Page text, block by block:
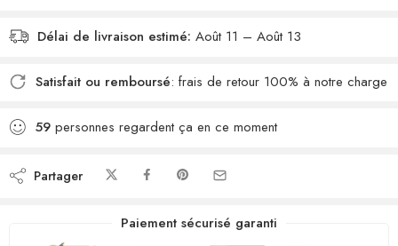
Délai de livraison estimé: Août 11 – Août 13
Satisfait ou remboursé: frais de retour 100% à notre charge
59 personnes regardent ça en ce moment
Partager
Paiement sécurisé garanti